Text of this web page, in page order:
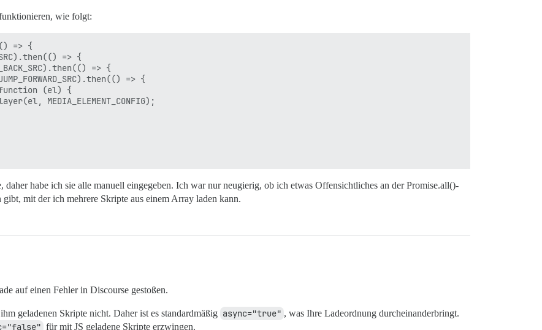
wie folgt:
=> {
=> {
=> {
=> {
(el) {
MEDIA_ELEMENT_CONFIG);
habe ich sie alle manuell eingegeben. Ich war nur neugierig, ob ich etwas Offensichtliches an der Promise.all()-
mit der ich mehrere Skripte aus einem Array laden kann.
auf einen Fehler in Discourse gestoßen.
geladenen Skripte nicht. Daher ist es standardmäßig async="true" , was Ihre Ladeordnung durcheinanderbringt.
für mit JS geladene Skripte erzwingen.